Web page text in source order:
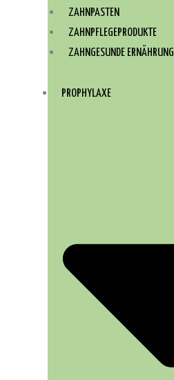
ZAHNPASTEN
ZAHNPFLEGEPRODUKTE
ZAHNGESUNDE ERNÄHRUNG
PROPHYLAXE